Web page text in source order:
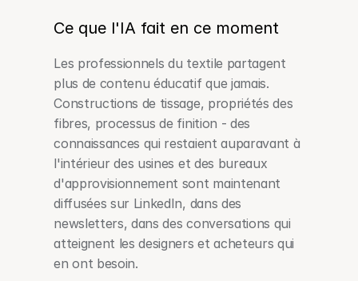
Ce que l'IA fait en ce moment
Les professionnels du textile partagent
plus de contenu éducatif que jamais.
Constructions de tissage, propriétés des
fibres, processus de finition - des
connaissances qui restaient auparavant à
l'intérieur des usines et des bureaux
d'approvisionnement sont maintenant
diffusées sur LinkedIn, dans des
newsletters, dans des conversations qui
atteignent les designers et acheteurs qui
en ont besoin.